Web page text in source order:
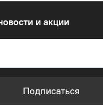
и акции
Подписаться